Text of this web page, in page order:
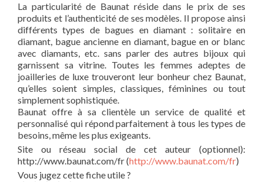
La particularité de Baunat réside dans le prix de ses
produits et l’authenticité de ses modèles. Il propose ainsi
différents types de bagues en diamant : solitaire en
diamant, bague ancienne en diamant, bague en or blanc
avec diamants, etc. sans parler des autres bijoux qui
garnissent sa vitrine. Toutes les femmes adeptes de
joailleries de luxe trouveront leur bonheur chez Baunat,
qu’elles soient simples, classiques, féminines ou tout
simplement sophistiquée.
Baunat offre à sa clientèle un service de qualité et
personnalisé qui répond parfaitement à tous les types de
besoins, même les plus exigeants.
Site ou réseau social de cet auteur (optionnel):
http://www.baunat.com/fr (http://www.baunat.com/fr)
Vous jugez cette fiche utile ?